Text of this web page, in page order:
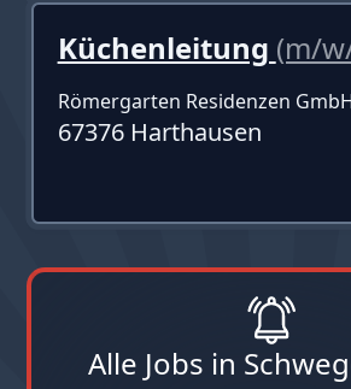
Küchenleitung (m/
Römergarten Residenzen
67376 Harthausen
Alle Jobs in